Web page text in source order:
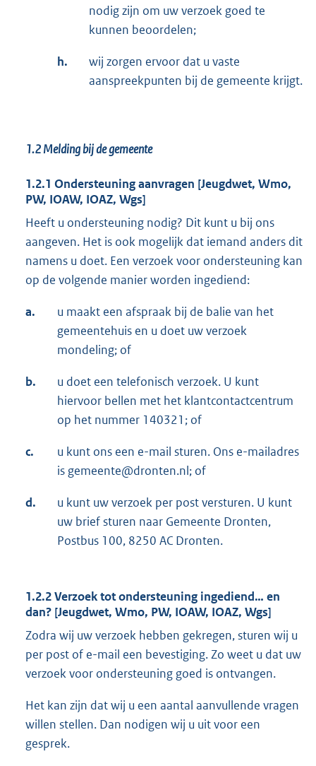
nodig zijn om uw verzoek goed te
kunnen beoordelen;
h.
wij zorgen ervoor dat u vaste
aanspreekpunten bij de gemeente krijgt.
1.2Melding bij de gemeente
1.2.1 Ondersteuning aanvragen [Jeugdwet, Wmo,
PW, IOAW, IOAZ, Wgs]
Heeft u ondersteuning nodig? Dit kunt u bij ons
aangeven. Het is ook mogelijk dat iemand anders dit
namens u doet. Een verzoek voor ondersteuning kan
op de volgende manier worden ingediend:
a.
u maakt een afspraak bij de balie van het
gemeentehuis en u doet uw verzoek
mondeling; of
b.
u doet een telefonisch verzoek. U kunt
hiervoor bellen met het klantcontactcentrum
op het nummer 140321; of
c.
u kunt ons een e-mail sturen. Ons e-mailadres
is gemeente@dronten.nl; of
d.
u kunt uw verzoek per post versturen. U kunt
uw brief sturen naar Gemeente Dronten,
Postbus 100, 8250 AC Dronten.
1.2.2 Verzoek tot ondersteuning ingediend… en
dan? [Jeugdwet, Wmo, PW, IOAW, IOAZ, Wgs]
Zodra wij uw verzoek hebben gekregen, sturen wij u
per post of e-mail een bevestiging. Zo weet u dat uw
verzoek voor ondersteuning goed is ontvangen.
Het kan zijn dat wij u een aantal aanvullende vragen
willen stellen. Dan nodigen wij u uit voor een
gesprek.